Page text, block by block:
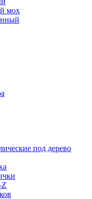
мох
под дерево